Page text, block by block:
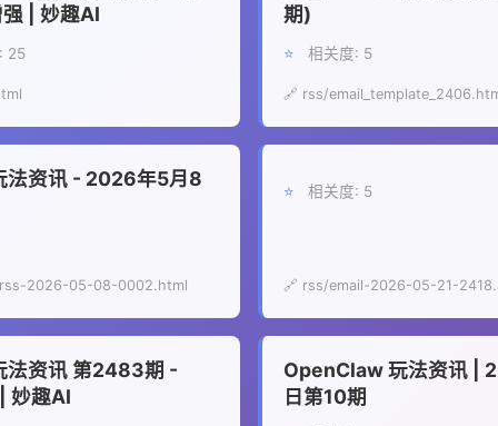
| 妙趣AI
25
期)
⭐ 相关度: 5
🔗 rss/
法资讯 - 2026年5月8
2026-05-08-0002.html
⭐ 相关度: 5
🔗 rss/email-2026-05-21-
法资讯 第2483期 -
妙趣AI
OpenClaw 玩法资讯 |
日第10期